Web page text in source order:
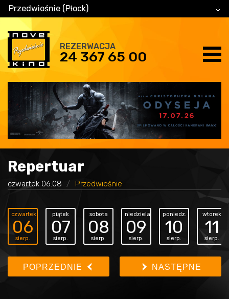
Przedwiośnie (Płock)
REZERWACJA
24 367 65 00
Repertuar
czwartek 06.08 Przedwiośnie
czwartek
06
sierp.
piątek
07
sierp.
sobota
08
sierp.
niedziela
09
sierp.
poniedz.
10
sierp.
wtorek
11
sierp.
POPRZEDNIE NASTĘPNE